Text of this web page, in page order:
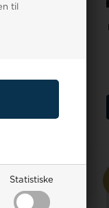
til
Statistiske
385,00 DKK